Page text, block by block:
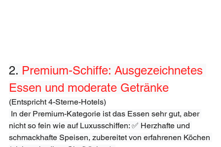
2. Premium-Schiffe: Ausgezeichnetes
Essen und moderate Getränke
(Entspricht 4-Sterne-Hotels)
nicht so fein wie auf Luxusschiffen: ✅ Herzhafte und
schmackhafte Speisen, zubereitet von erfahrenen Köchen